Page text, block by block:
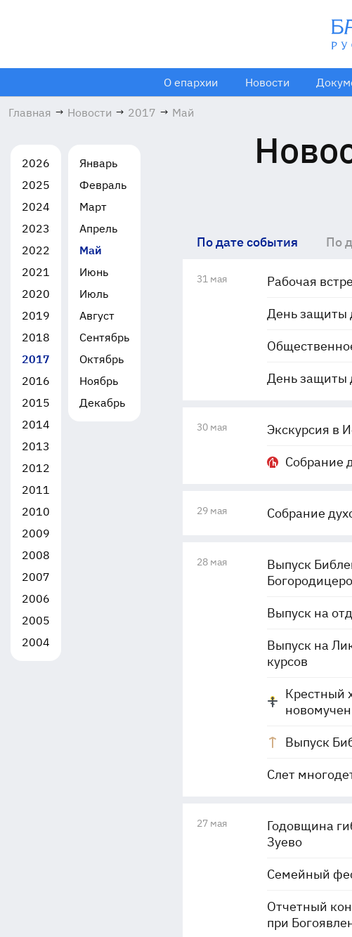
О епархии Новости
Главная → Новости → 2017 → Май
2026
2025
2024
2023
2022
2021
2020
2019
2018
2017
2016
2015
2014
2013
2012
2011
2010
2009
2008
2007
2006
2005
2004
Январь
Февраль
Март
Апрель
Май
Июнь
Июль
Август
Сентябрь
Октябрь
Ноябрь
Декабрь
По дате события По
31 мая
Рабочая
День защиты
День защиты
30 мая
Экскурсия в
Собрание
29 мая Собрание
28 мая
Выпуск
Выпуск на
Выпуск на
курсов
Крестный
Выпуск
Слет
27 мая
Годовщина
Зуево
Семейный
Отчетный
при